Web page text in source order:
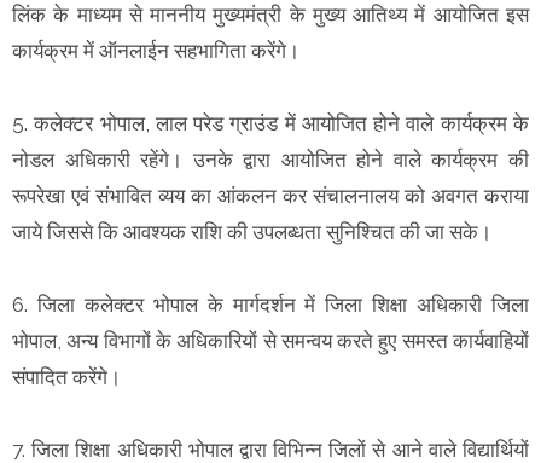
लिंक के माध्यम से माननीय मुख्यमंत्री के मुख्य आतिथ्य में आयोजित इस
कार्यक्रम में ऑनलाईन सहभागिता करेंगे।
5. कलेक्टर भोपाल, लाल परेड ग्राउंड में आयोजित होने वाले कार्यक्रम के
नोडल अधिकारी रहेंगे। उनके द्वारा आयोजित होने वाले कार्यक्रम की
रूपरेखा एवं संभावित व्यय का आंकलन कर संचालनालय को अवगत कराया
जाये जिससे कि आवश्यक राशि की उपलब्धता सुनिश्चित की जा सके।
6. जिला कलेक्टर भोपाल के मार्गदर्शन में जिला शिक्षा अधिकारी जिला
भोपाल, अन्य विभागों के अधिकारियों से समन्वय करते हुए समस्त कार्यवाहियों
संपादित करेंगे।
7. जिला शिक्षा अधिकारी भोपाल द्वारा विभिन्न जिलों से आने वाले विद्यार्थियों